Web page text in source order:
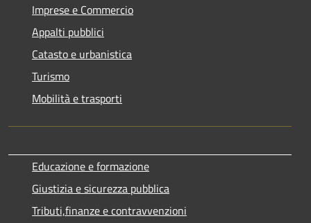
Imprese e Commercio
Appalti pubblici
Catasto e urbanistica
Turismo
Mobilità e trasporti
Educazione e formazione
Giustizia e sicurezza pubblica
Tributi,finanze e contravvenzioni